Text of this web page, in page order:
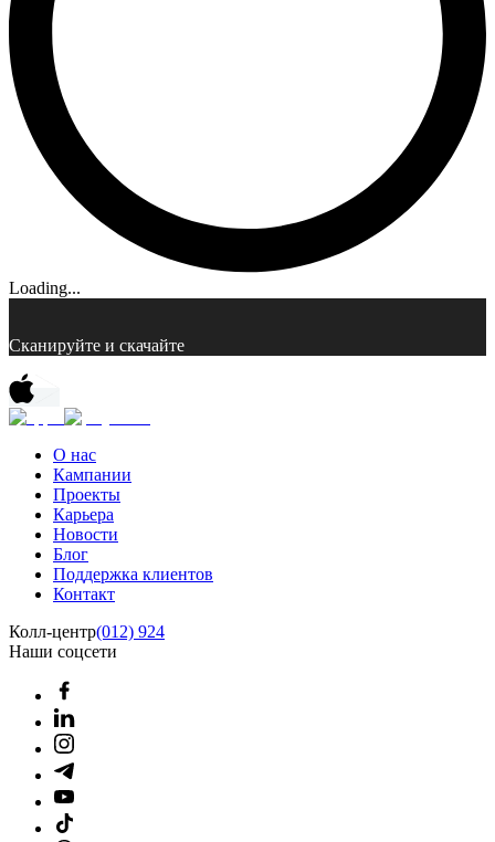
Loading...
Сканируйте и скачайте
О нас
Кампании
Проекты
Карьера
Новости
Блог
Поддержка клиентов
Контакт
Колл-центр(012) 924
Наши соцсети